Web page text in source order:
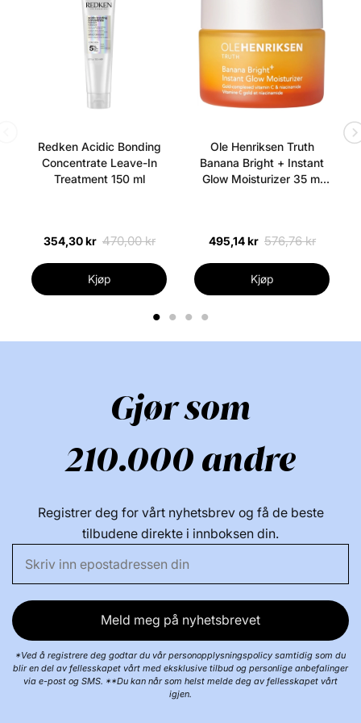
Tilsatt nærende olje - Resultat etter 8-16 uker -
Hormonfri - Vegansk
Applikasjon:- Påfør rene
øyenbryn - Påfør både morgen og kveld
Aqua, Myristoyl Pentapeptide-17,
Glycerin, Propylene Glycol, Hydrogenerated Castor O
Mer fra dette merket:
Redken Acidic Bonding
Concentrate Leave-In
Treatment 150 ml
354,30 kr 470,00 kr
Kjøp
Ole Henriksen Truth
Banana Bright + Instant
Glow Moisturizer 35 ml
495,14 kr 576,76 kr
Kjøp
1 2 3 4
Gjør som
210.000 andre
Registrer deg for vårt nyhetsbrev og få de beste
tilbudene direkte i innboksen din.
Meld meg på nyhetsbrevet
*Ved å registrere deg godtar du vår personopplysningspolicy samtidig som du
blir en del av fellesskapet vårt med eksklusive tilbud og personlige anbefalinger
via e-post og SMS. **Du kan når som helst melde deg av fellesskapet vårt
igjen.